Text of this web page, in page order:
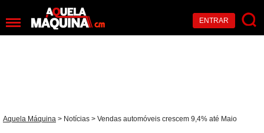
ENTRAR
Aquela Máquina > Notícias > Vendas automóveis crescem 9,4% até Maio